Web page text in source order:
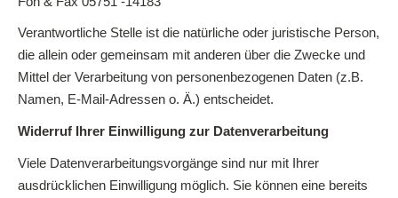
Verantwortliche Stelle ist die natürliche oder juristische Person,
die allein oder gemeinsam mit anderen über die Zwecke und
Mittel der Verarbeitung von personenbezogenen Daten (z.B.
Namen, E-Mail-Adressen o. Ä.) entscheidet.
Widerruf Ihrer Einwilligung zur Datenverarbeitung
Viele Datenverarbeitungsvorgänge sind nur mit Ihrer
ausdrücklichen Einwilligung möglich. Sie können eine bereits